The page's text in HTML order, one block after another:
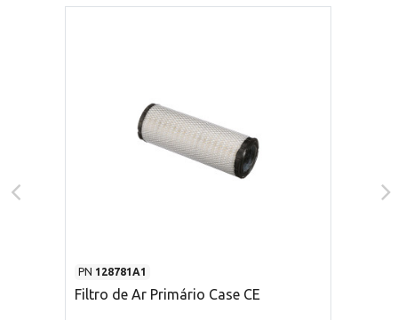
PN 128781A1
Filtro de Ar Primário Case CE